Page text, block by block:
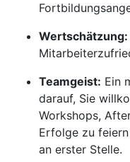
Wertschätzung:
Teamgeist: Ein
darauf, Sie
Workshops,
Erfolge zu
an erster Stelle.